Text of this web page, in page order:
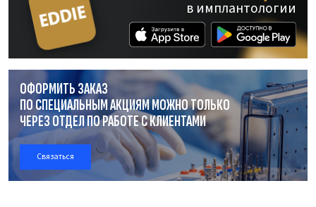
в имплантологии
ОФОРМИТЬ ЗАКАЗ
ПО СПЕЦИАЛЬНЫМ АКЦИЯМ МОЖНО ТОЛЬКО
ЧЕРЕЗ ОТДЕЛПО РАБОТЕС КЛИЕНТАМИ
Связаться